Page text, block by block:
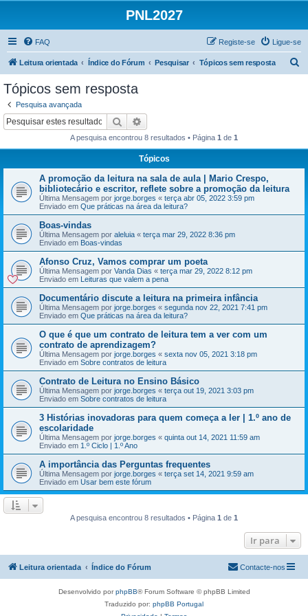
PNL2027
FAQ Ligue-se
Registe-se
Leitura orientada Índice do Fórum Pesquisar Tópicos sem resposta
Tópicos sem resposta
Pesquisa avançada
Pesquisar
A pesquisa encontrou 8 resultados • Página 1 de 1
Tópicos
A promoção da leitura na sala de aula | Mario Crespo,
bibliotecário e escritor, reflete sobre a promoção da leitura
Última Mensagem por jorge.borges « terça abr 05, 2022 3:59 pm
Enviado em Que práticas na área da leitura?
Boas-vindas
Última Mensagem por aleluia « terça mar 29, 2022 8:36 pm
Enviado em Boas-vindas
Afonso Cruz, Vamos comprar um poeta
Última Mensagem por Vanda Dias « terça mar 29, 2022 8:12 pm
Enviado em Leituras que valem a pena
Documentário discute a leitura na primeira infância
Última Mensagem por jorge.borges « segunda nov 22, 2021 7:41 pm
Enviado em Que práticas na área da leitura?
O que é que um contrato de leitura tem a ver com um
contrato de aprendizagem?
Última Mensagem por jorge.borges « sexta nov 05, 2021 3:18 pm
Enviado em Sobre contratos de leitura
Contrato de Leitura no Ensino Básico
Última Mensagem por jorge.borges « terça out 19, 2021 3:03 pm
Enviado em Sobre contratos de leitura
3 Histórias inovadoras para quem começa a ler | 1.º ano de
escolaridade
Última Mensagem por jorge.borges « quinta out 14, 2021 11:59 am
Enviado em 1.º Ciclo | 1.º Ano
A importância das Perguntas frequentes
Última Mensagem por jorge.borges « terça set 14, 2021 9:59 am
Enviado em Usar bem este fórum
A pesquisa encontrou 8 resultados • Página 1 de 1
Ir para
Leitura orientada Índice do Fórum Contacte-nos
Desenvolvido porphpBB® Forum Software © phpBB Limited
Traduzido por: phpBB Portugal